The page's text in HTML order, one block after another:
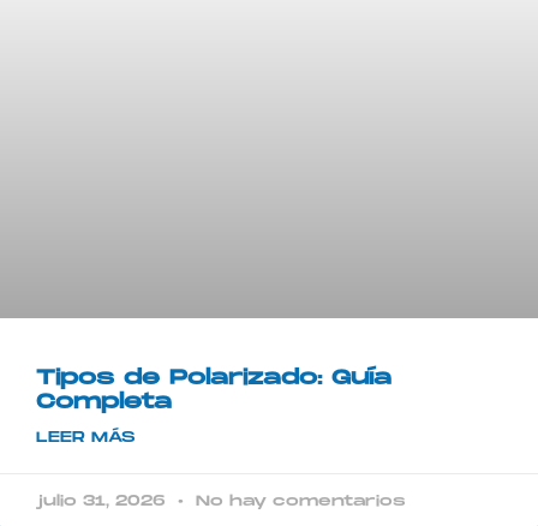
Tipos de Polarizado: Guía
Completa
LEER MÁS
julio 31, 2026 No hay comentarios